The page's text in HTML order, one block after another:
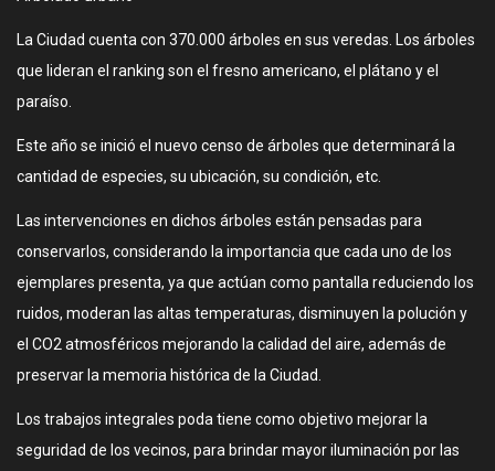
La Ciudad cuenta con 370.000 árboles en sus veredas. Los árboles
que lideran el ranking son el fresno americano, el plátano y el
paraíso.
Este año se inició el nuevo censo de árboles que determinará la
cantidad de especies, su ubicación, su condición, etc.
Las intervenciones en dichos árboles están pensadas para
conservarlos, considerando la importancia que cada uno de los
ejemplares presenta, ya que actúan como pantalla reduciendo los
ruidos, moderan las altas temperaturas, disminuyen la polución y
el CO2 atmosféricos mejorando la calidad del aire, además de
preservar la memoria histórica de la Ciudad.
Los trabajos integrales poda tiene como objetivo mejorar la
seguridad de los vecinos, para brindar mayor iluminación por las